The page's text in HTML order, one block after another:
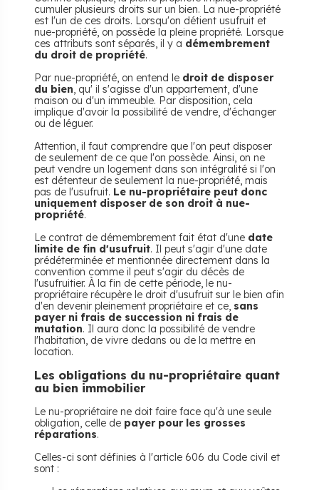
cumuler plusieurs droits sur un bien. La nue-propriété
est l'un de ces droits. Lorsqu'on détient usufruit et
nue-propriété, on possède la pleine propriété. Lorsque
ces attributs sont séparés, il y a démembrement
du droit de propriété.
Par nue-propriété, on entend le droit de disposer
du bien, qu' il s'agisse d'un appartement, d'une
maison ou d'un immeuble. Par disposition, cela
implique d'avoir la possibilité de vendre, d'échanger
ou de léguer.
Attention, il faut comprendre que l'on peut disposer
de seulement de ce que l'on possède. Ainsi, on ne
peut vendre un logement dans son intégralité si l'on
est détenteur de seulement la nue-propriété, mais
pas de l'usufruit. Le nu-propriétaire peut donc
uniquement disposer de son droit à nue-
propriété.
Le contrat de démembrement fait état d'une date
limite de fin d'usufruit. Il peut s'agir d'une date
prédéterminée et mentionnée directement dans la
convention comme il peut s'agir du décès de
l'usufruitier. À la fin de cette période, le nu-
propriétaire récupère le droit d'usufruit sur le bien afin
d'en devenir pleinement propriétaire et ce, sans
payer ni frais de succession ni frais de
mutation. Il aura donc la possibilité de vendre
l'habitation, de vivre dedans ou de la mettre en
location.
Les obligations du nu-propriétaire quant
au bien immobilier
Le nu-propriétaire ne doit faire face qu'à une seule
obligation, celle de payer pour les grosses
réparations.
Celles-ci sont définies à l'article 606 du Code civil et
sont :